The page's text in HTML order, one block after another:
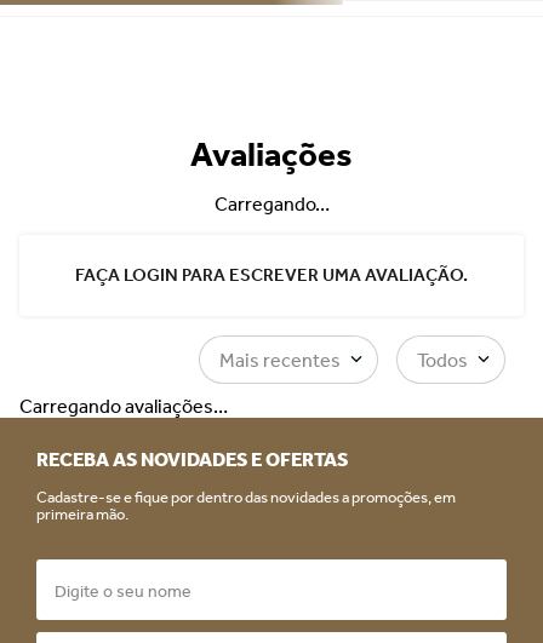
Avaliações
Carregando…
FAÇA LOGIN PARA ESCREVER UMA AVALIAÇÃO.
Mais recentes Todos
Carregando avaliações…
RECEBA AS NOVIDADES E OFERTAS
Cadastre-se e fique por dentro das novidades a promoções, em
primeira mão.